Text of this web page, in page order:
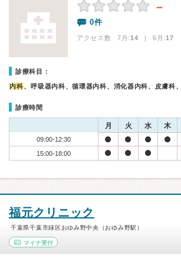
－
0件
アクセス数 7月:14 | 6月:17
診療科目：
内科、呼吸器内科、循環器内科、消化器内科、皮膚科
診療時間
月 火 水 木
09:00-12:30
15:00-18:00
福元クリニック
千葉県千葉市緑区おゆみ野中央（おゆみ野駅）
マイナ受付